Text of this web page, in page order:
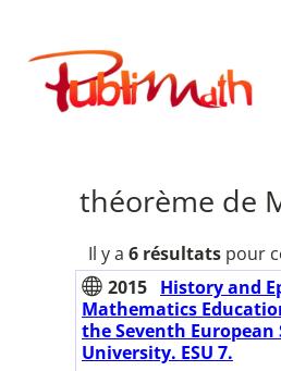
contenu
Publimath
théorème de
Il y a 6 résultats pour
2015 History and
Mathematics
the Seventh European
University. ESU 7.